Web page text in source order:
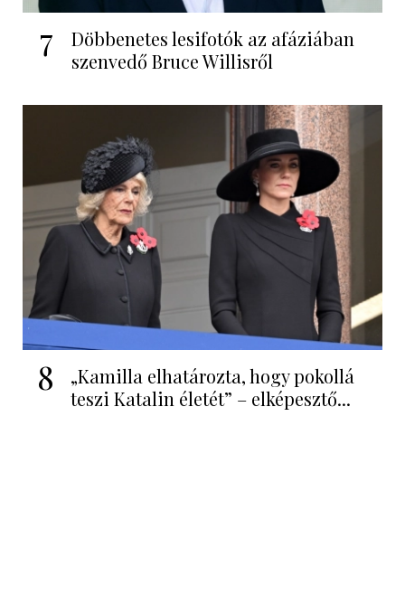
7
Döbbenetes lesifotók az afáziában
szenvedő Bruce Willisről
8
„Kamilla elhatározta, hogy pokollá
teszi Katalin életét” – elképesztő...